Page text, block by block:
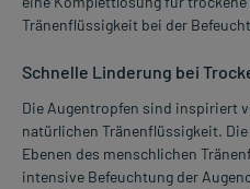
Tränenflüssigkeit bei der
Schnelle Linderung bei
Die Augentropfen sind inspiriert
natürlichen Tränenflüssigkeit.
Ebenen des menschlichen
intensive Befeuchtung der